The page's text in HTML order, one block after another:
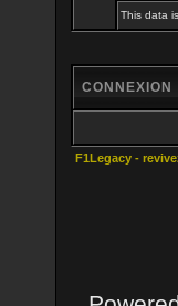
This data
CONNEXION
F1Legacy -